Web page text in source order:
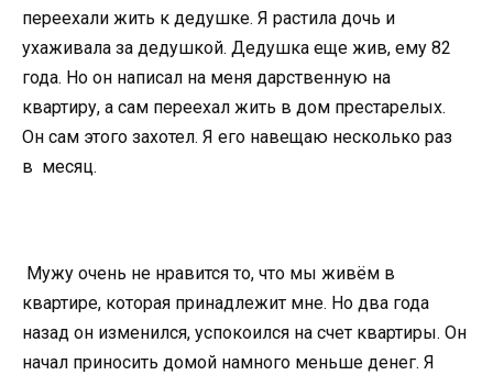
переехали жить к дедушке. Я растила дочь и
ухаживала за дедушкой. Дедушка еще жив, ему 82
года. Но он написал на меня дарственную на
квартиру, а сам переехал жить в дом престарелых.
Он сам этого захотел. Я его навещаю несколько раз
в месяц.
Мужу очень не нравится то, что мы живём в
квартире, которая принадлежит мне. Но два года
назад он изменился, успокоился на счет квартиры. Он
начал приносить домой намного меньше денег. Я